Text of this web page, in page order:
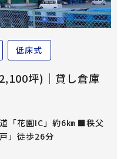
低床式
坪)｜貸し倉庫
「花園IC」約6㎞ ■秩父
」徒歩26分